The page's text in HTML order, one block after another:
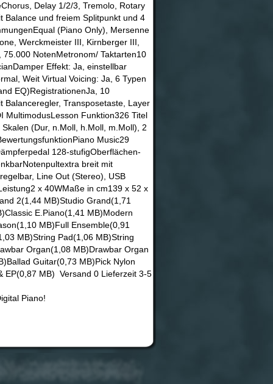
Delay 1/2/3, Tremolo, Rotary
Balance und freiem Splitpunkt und 4
(Piano Only), Mersenne
Werckmeister III, Kirnberger III,
NotenMetronom/ Taktarten10
Effekt: Ja, einstellbar
Weit Virtual Voicing: Ja, 6 Typen
EQ)RegistrationenJa, 10
Balanceregler, Transposetaste, Layer
MultimodusLesson Funktion326 Titel
(Dur, n.Moll, h.Moll, m.Moll), 2
Music29
128-stufigOberflächen-
breit mit
Line Out (Stereo), USB
x 40WMaße in cm139 x 52 x
2(1,44 MB)Studio Grand(1,71
E.Piano(1,41 MB)Modern
MB)Full Ensemble(0,91
MB)String Pad(1,06 MB)String
Organ(1,08 MB)Drawbar Organ
Guitar(0,73 MB)Pick Nylon
EP(0,87 MB) Versand 0 Lieferzeit 3-5
Piano!